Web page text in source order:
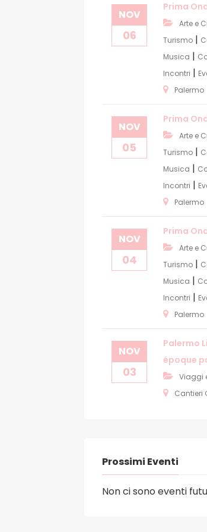
NOV
06
Prima
Arte e
Turismo |
Musica |
Incontri |
Palermo
NOV
05
Prima
Arte e
Turismo |
Musica |
Incontri |
Palermo
NOV
04
Prima
Arte e
Turismo |
Musica |
Incontri |
Palermo
NOV
03
Palermo
époque
Viaggi
Cantieri
Prossimi Eventi
Non ci sono eventi